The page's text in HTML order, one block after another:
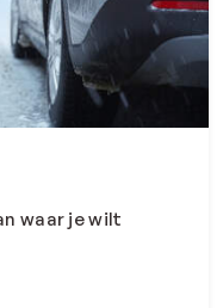
waar je wilt